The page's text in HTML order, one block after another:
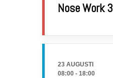
Nose Work 3
23 AUGUSTI
08:00 - 18:00